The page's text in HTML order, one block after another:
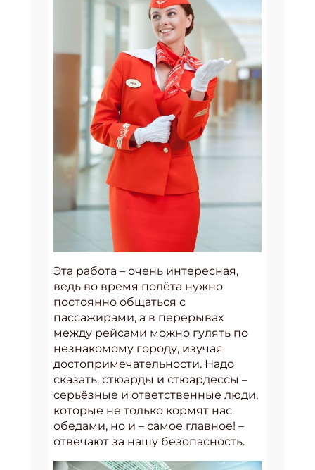
Эта работа – очень интересная,
ведь во время полёта нужно
постоянно общаться с
пассажирами, а в перерывах
между рейсами можно гулять по
незнакомому городу, изучая
достопримечательности. Надо
сказать, стюарды и стюардессы –
серьёзные и ответственные люди,
которые не только кормят нас
обедами, но и – самое главное! –
отвечают за нашу безопасность.